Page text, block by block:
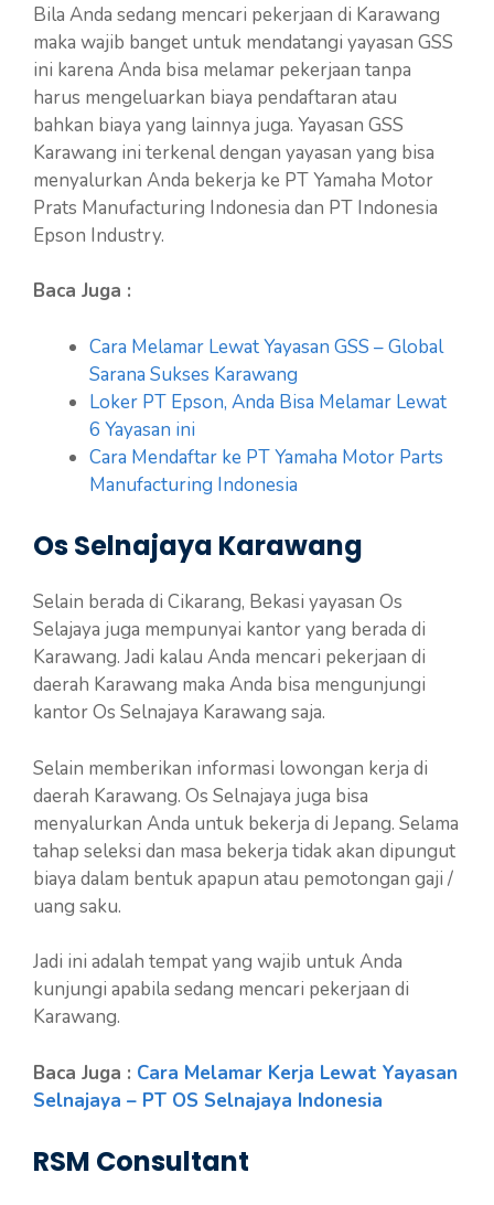
Bila Anda sedang mencari pekerjaan di Karawang
maka wajib banget untuk mendatangi yayasan GSS
ini karena Anda bisa melamar pekerjaan tanpa
harus mengeluarkan biaya pendaftaran atau
bahkan biaya yang lainnya juga. Yayasan GSS
Karawang ini terkenal dengan yayasan yang bisa
menyalurkan Anda bekerja ke PT Yamaha Motor
Prats Manufacturing Indonesia dan PT Indonesia
Epson Industry.
Baca Juga :
Cara Melamar Lewat Yayasan GSS – Global
Sarana Sukses Karawang
Loker PT Epson, Anda Bisa Melamar Lewat
6 Yayasan ini
Cara Mendaftar ke PT Yamaha Motor Parts
Manufacturing Indonesia
Os Selnajaya Karawang
Selain berada di Cikarang, Bekasi yayasan Os
Selajaya juga mempunyai kantor yang berada di
Karawang. Jadi kalau Anda mencari pekerjaan di
daerah Karawang maka Anda bisa mengunjungi
kantor Os Selnajaya Karawang saja.
Selain memberikan informasi lowongan kerja di
daerah Karawang. Os Selnajaya juga bisa
menyalurkan Anda untuk bekerja di Jepang. Selama
tahap seleksi dan masa bekerja tidak akan dipungut
biaya dalam bentuk apapun atau pemotongan gaji /
uang saku.
Jadi ini adalah tempat yang wajib untuk Anda
kunjungi apabila sedang mencari pekerjaan di
Karawang.
Baca Juga : Cara Melamar Kerja Lewat Yayasan
Selnajaya – PT OS Selnajaya Indonesia
RSM Consultant